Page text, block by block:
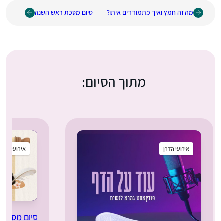
מה זה חמץ ואיך מתמודדים איתו? סיום מסכת ראש השנה
מתוך הסיום:
אירועי הדרן אירועי הדרן
סיום